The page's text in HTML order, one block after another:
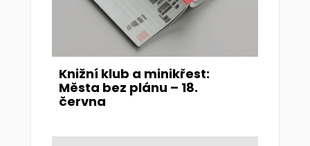
Knižní klub a minikřest:
Města bez plánu – 18.
června